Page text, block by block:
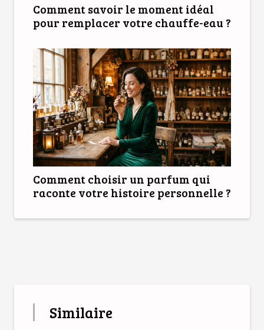
Comment savoir le moment idéal
pour remplacer votre chauffe-eau ?
Comment choisir un parfum qui
raconte votre histoire personnelle ?
Similaire